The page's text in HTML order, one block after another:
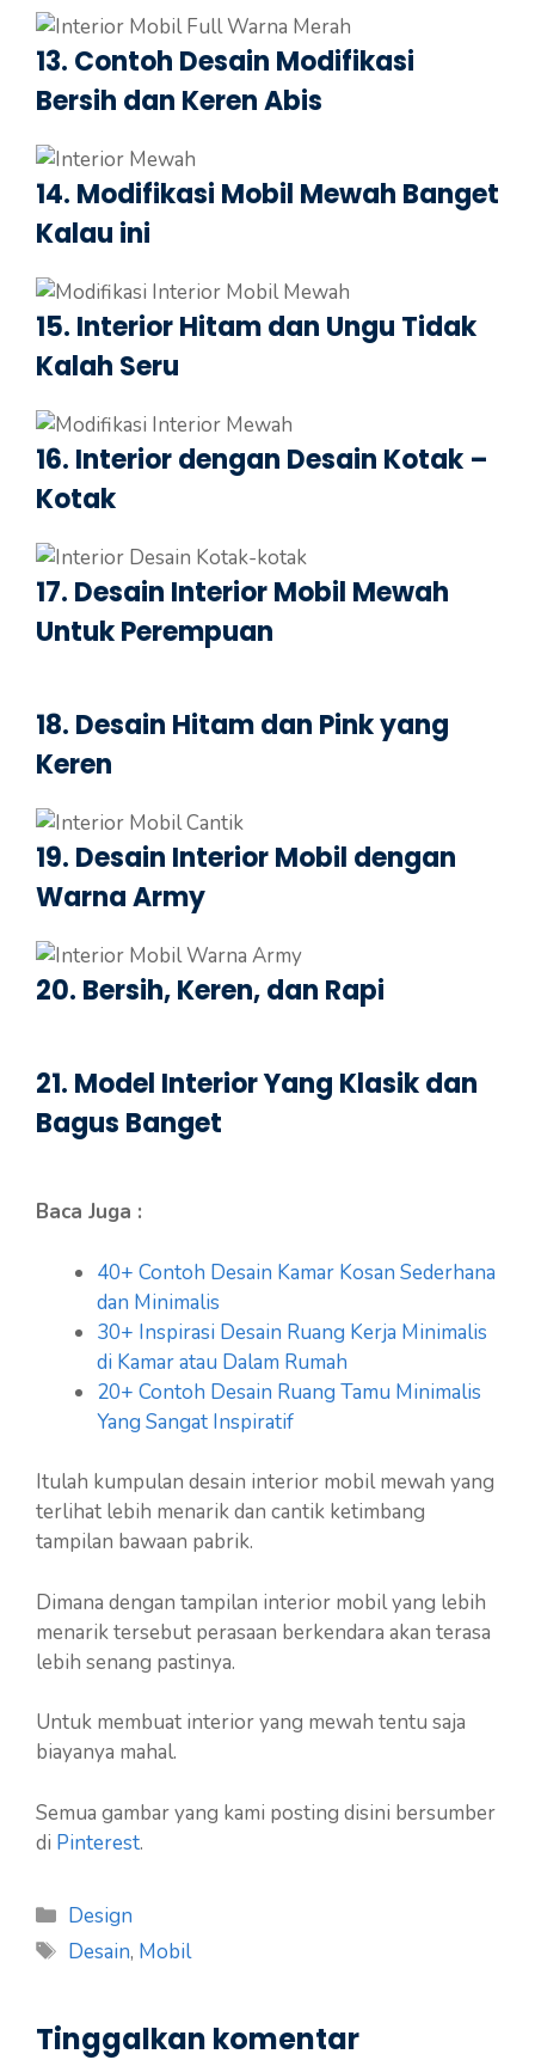
13. Contoh Desain Modifikasi
Bersih dan Keren Abis
14. Modifikasi Mobil Mewah Banget
Kalau ini
15. Interior Hitam dan Ungu Tidak
Kalah Seru
16. Interior dengan Desain Kotak –
Kotak
17. Desain Interior Mobil Mewah
Untuk Perempuan
18. Desain Hitam dan Pink yang
Keren
19. Desain Interior Mobil dengan
Warna Army
20. Bersih, Keren, dan Rapi
21. Model Interior Yang Klasik dan
Bagus Banget
Baca Juga :
40+ Contoh Desain Kamar Kosan Sederhana
dan Minimalis
30+ Inspirasi Desain Ruang Kerja Minimalis
di Kamar atau Dalam Rumah
20+ Contoh Desain Ruang Tamu Minimalis
Yang Sangat Inspiratif
Itulah kumpulan desain interior mobil mewah yang
terlihat lebih menarik dan cantik ketimbang
tampilan bawaan pabrik.
Dimana dengan tampilan interior mobil yang lebih
menarik tersebut perasaan berkendara akan terasa
lebih senang pastinya.
Untuk membuat interior yang mewah tentu saja
biayanya mahal.
Semua gambar yang kami posting disini bersumber
di Pinterest.
Kategori
Design
Tag
Desain, Mobil
Tinggalkan komentar